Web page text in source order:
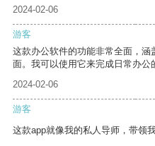
2024-02-06
游客
这款办公软件的功能非常全面，
面。我可以使用它来完成日常办公
2024-02-06
游客
这款app就像我的私人导师，带领